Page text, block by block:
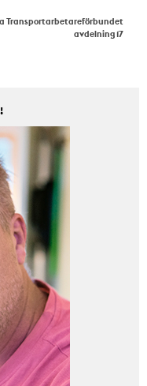
Transportarbetareförbundet
avdelning 17